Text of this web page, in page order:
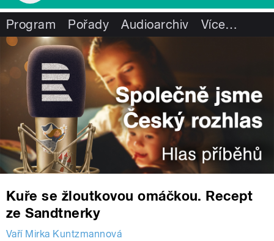
Program Pořady Audioarchiv Více…
Kuře se žloutkovou omáčkou. Recept
ze Sandtnerky
Vaří Mirka Kuntzmannová